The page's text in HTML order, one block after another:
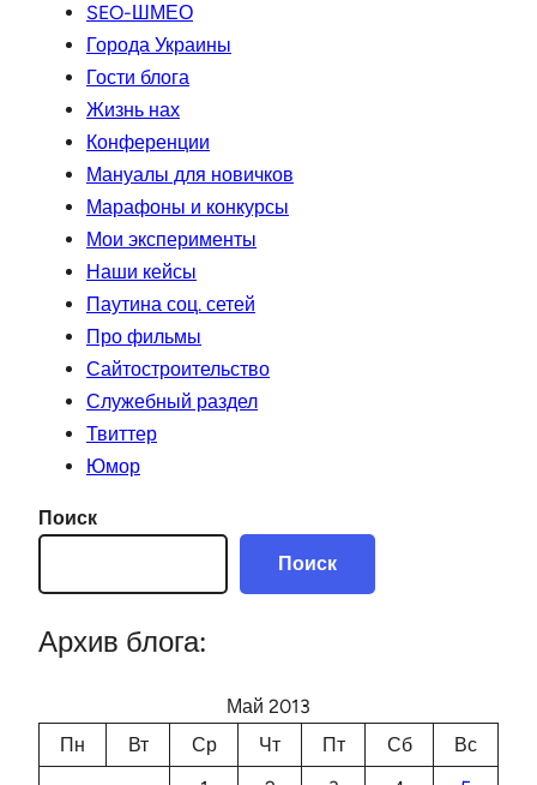
SEO-ШМЕО
Города Украины
Гости блога
Жизнь нах
Конференции
Мануалы для новичков
Марафоны и конкурсы
Мои эксперименты
Наши кейсы
Паутина соц. сетей
Про фильмы
Сайтостроительство
Служебный раздел
Твиттер
Юмор
Поиск
Поиск
Архив блога:
Май 2013
Пн
Вт Ср Чт Пт Сб
Вс